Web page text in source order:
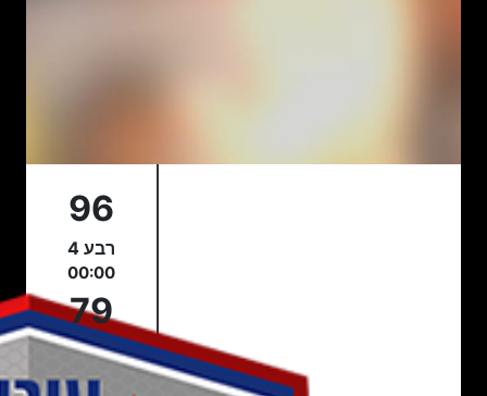
96
רבע 4
00:00
79